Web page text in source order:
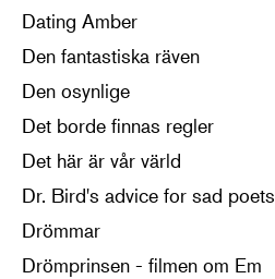
Dating Amber
Den fantastiska räven
Den osynlige
Det borde finnas regler
Det här är vår värld
Dr. Bird's advice for sad poets
Drömmar
Drömprinsen - filmen om Em